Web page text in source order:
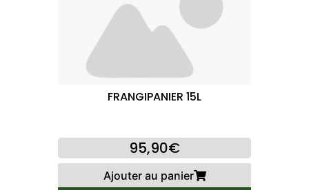
FRANGIPANIER 15L
95,90€
Ajouter au panier